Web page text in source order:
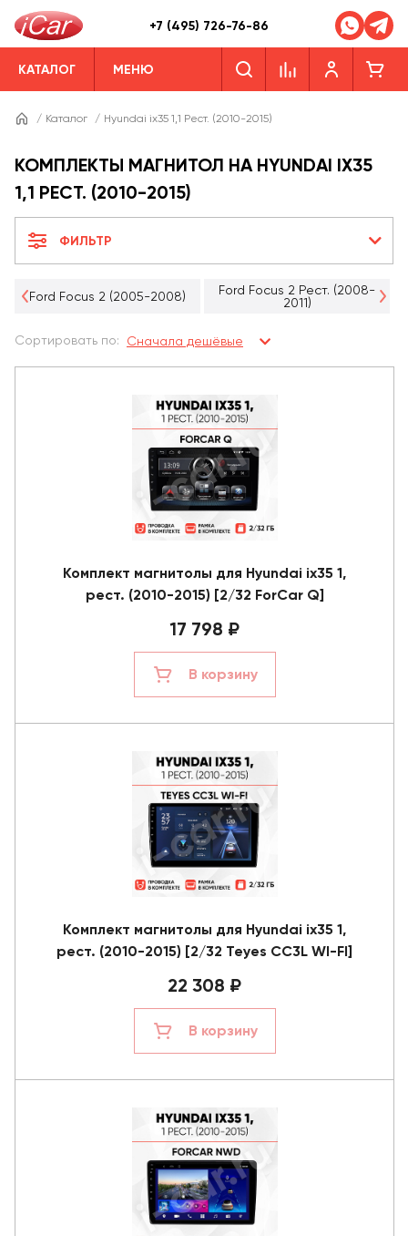
+7 (495) 726-76-86
КАТАЛОГ МЕНЮ
/ Каталог / Hyundai ix35 1,1 Рест. (2010-2015)
КОМПЛЕКТЫ МАГНИТОЛ НА HYUNDAI IX35
1,1 РЕСТ. (2010-2015)
ФИЛЬТР
Ford Focus 2 (2005-2008)
Ford Focus 2 Рест. (2008-
2011)
Сортировать по: Сначала дешёвые
Комплект магнитолы для Hyundai ix35 1,
рест. (2010-2015) [2/32 ForCar Q]
17 798 ₽
В корзину
Комплект магнитолы для Hyundai ix35 1,
рест. (2010-2015) [2/32 Teyes CC3L WI-FI]
22 308 ₽
В корзину